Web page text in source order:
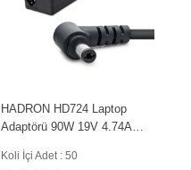
HADRON HD724 Laptop
Adaptörü 90W 19V 4.74A
Koli İçi Adet : 50